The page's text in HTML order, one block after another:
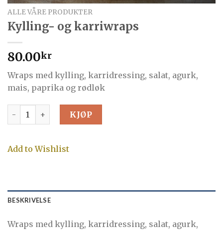
ALLE VÅRE PRODUKTER
Kylling- og karriwraps
80.00kr
Wraps med kylling, karridressing, salat, agurk,
mais, paprika og rødløk
Kylling- og karriwraps antall
KJØP
Add to Wishlist
BESKRIVELSE
Wraps med kylling, karridressing, salat, agurk,